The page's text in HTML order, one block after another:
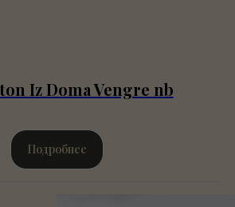
Iz Doma Vengre nb
Подробнее